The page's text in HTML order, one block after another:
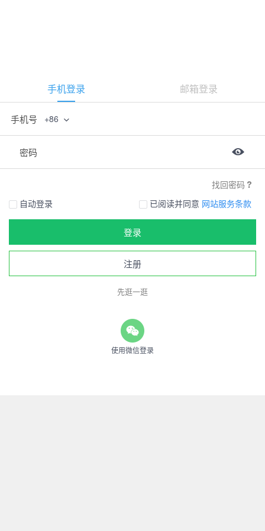
手机登录 邮箱登录
手机号 +86
密码
找回密码
自动登录
已阅读并同意 网站服务条款
登录
注册
先逛一逛
使用微信登录